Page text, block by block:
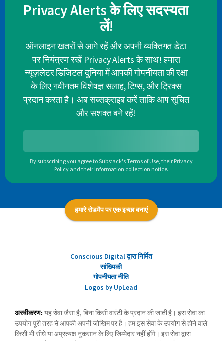
Privacy Alerts के लिए सदस्यता
लें!
ऑनलाइन खतरों से आगे रहें और अपनी व्यक्तिगत डेटा
पर नियंत्रण रखें Privacy Alerts के साथ! हमारा
न्यूज़लेटर डिजिटल दुनिया में आपकी गोपनीयता की रक्षा
के लिए नवीनतम विशेषज्ञ सलाह, टिप्स, और ट्रिक्स
प्रदान करता है। अब सब्सक्राइब करें ताकि आप सूचित
और सशक्त बने रहें!
By subscribing you agree toSubstack's Terms of Use, their Privacy
Policy and their Information collection notice.
हमारे रोडमैप पर एक इच्छा बनाएं
Conscious Digital द्वारा निर्मित
सांख्यिकी
गोपनीयता नीति
Logos by UpLead
अस्वीकरण: यह सेवा जैसा है, बिना किसी वारंटी के प्रदान की जाती है। इस सेवा का
उपयोग पूरी तरह से आपकी अपनी जोखिम पर है। हम इस सेवा के उपयोग से होने वाले
किसी भी सीधे या अप्रत्यक्ष नुकसान के लिए जिम्मेदार नहीं होंगे। इस सेवा द्वारा